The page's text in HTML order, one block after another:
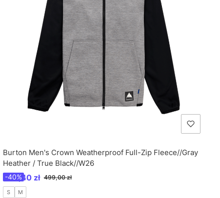
Burton Men's Crown Weatherproof Full-Zip Fleece//Gray
Heather / True Black//W26
Cena promocyjna
299,40 zł 499,00 zł
-40%
S M